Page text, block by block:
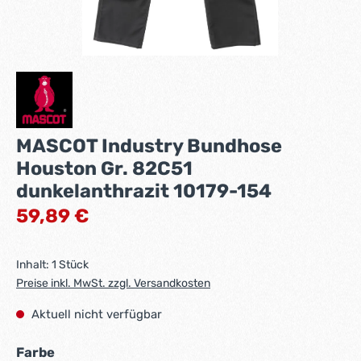
MASCOT Industry Bundhose
Houston Gr. 82C51
dunkelanthrazit 10179-154
Regulärer Preis:
59,89 €
Inhalt: 1 Stück
Preise inkl. MwSt. zzgl. Versandkosten
Aktuell nicht verfügbar
Farbeauswählen